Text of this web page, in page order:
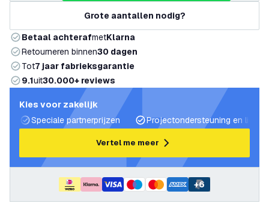
Grote aantallen nodig?
Betaal achterafmetKlarna
Retourneren binnen30 dagen
Tot7 jaar fabrieksgarantie
9.1uit30.000+ reviews
Kies voor zakelijk
Speciale partnerprijzen
Projectondersteuning en
Vertel me meer
+6